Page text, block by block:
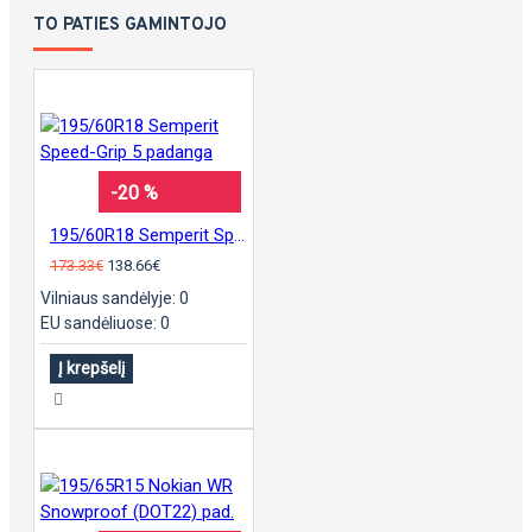
TO PATIES GAMINTOJO
-20 %
173.33€ 138.66€
Vilniaus sandėlyje: 0
EU sandėliuose: 0
Į krepšelį